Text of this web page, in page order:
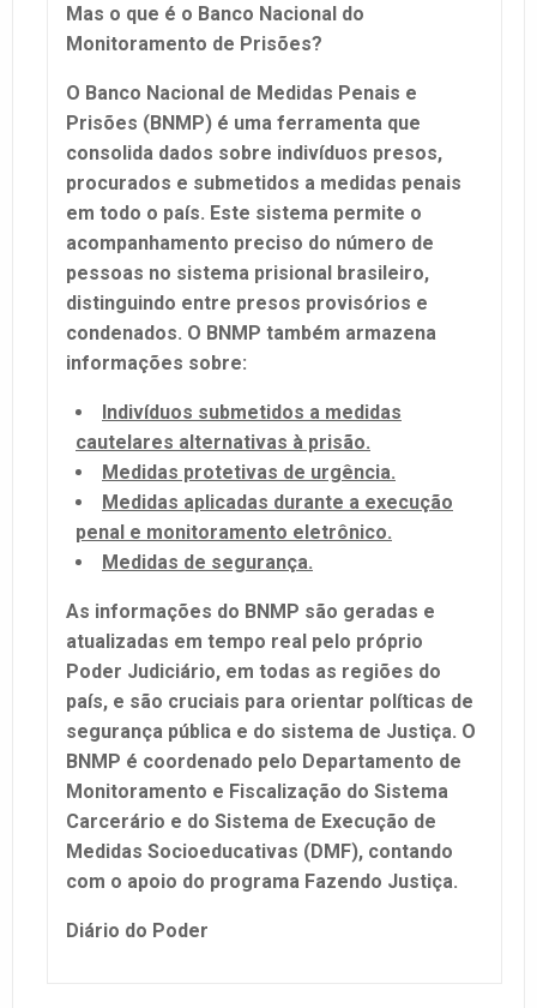
Mas o que é o Banco Nacional do
Monitoramento de Prisões?
O Banco Nacional de Medidas Penais e
Prisões (BNMP) é uma ferramenta que
consolida dados sobre indivíduos presos,
procurados e submetidos a medidas penais
em todo o país. Este sistema permite o
acompanhamento preciso do número de
pessoas no sistema prisional brasileiro,
distinguindo entre presos provisórios e
condenados. O BNMP também armazena
informações sobre:
Indivíduos submetidos a medidas
cautelares alternativas à prisão.
Medidas protetivas de urgência.
Medidas aplicadas durante a execução
penal e monitoramento eletrônico.
Medidas de segurança.
As informações do BNMP são geradas e
atualizadas em tempo real pelo próprio
Poder Judiciário, em todas as regiões do
país, e são cruciais para orientar políticas de
segurança pública e do sistema de Justiça. O
BNMP é coordenado pelo Departamento de
Monitoramento e Fiscalização do Sistema
Carcerário e do Sistema de Execução de
Medidas Socioeducativas (DMF), contando
com o apoio do programa Fazendo Justiça.
Diário do Poder